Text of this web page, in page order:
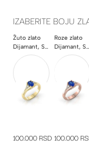
IZABERITE BOJU
Žuto zlato
Dijamant, Safir
100.000 RSD
Roze zlato
Dijamant, Safir
100.000